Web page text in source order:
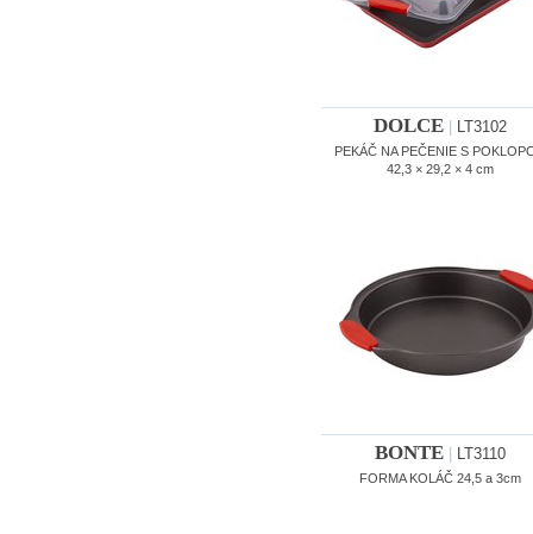
DOLCE LT3102
PEKÁČ NA PEČENIE S
42,3 × 29,2 × 4 cm
BONTE LT3110
FORMA KOLÁČ 24,5 a 3cm